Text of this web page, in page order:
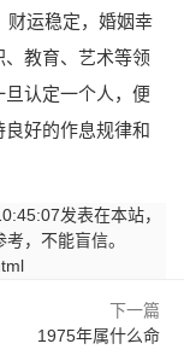
财运稳定，婚姻幸
教育、艺术等领
认定一个人，便
好的作息规律和
发表在本站，
，不能盲信。
下一篇
1975年属什么命